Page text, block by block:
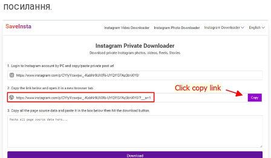
посилання.